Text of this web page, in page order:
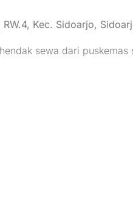
Kec. Sidoarjo,
sewa dari